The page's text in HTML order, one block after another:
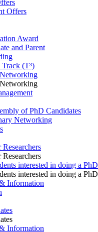
Offers
Award
and Parent
(T³)
of PhD Candidates
Networking
interested in doing a PhD
interested in doing a PhD
Information
Information